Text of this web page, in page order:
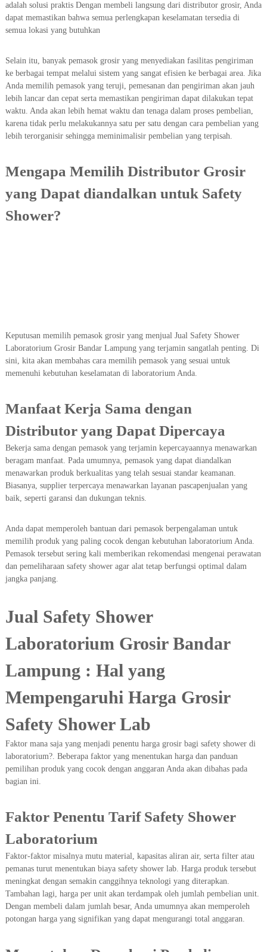
adalah solusi praktis Dengan membeli langsung dari distributor grosir, Anda
dapat memastikan bahwa semua perlengkapan keselamatan tersedia di
semua lokasi yang butuhkan
Selain itu, banyak pemasok grosir yang menyediakan fasilitas pengiriman
ke berbagai tempat melalui sistem yang sangat efisien ke berbagai area. Jika
Anda memilih pemasok yang teruji, pemesanan dan pengiriman akan jauh
lebih lancar dan cepat serta memastikan pengiriman dapat dilakukan tepat
waktu. Anda akan lebih hemat waktu dan tenaga dalam proses pembelian,
karena tidak perlu melakukannya satu per satu dengan cara pembelian yang
lebih terorganisir sehingga meminimalisir pembelian yang terpisah.
Mengapa Memilih Distributor Grosir
yang Dapat diandalkan untuk Safety
Shower?
Keputusan memilih pemasok grosir yang menjual Jual Safety Shower
Laboratorium Grosir Bandar Lampung yang terjamin sangatlah penting. Di
sini, kita akan membahas cara memilih pemasok yang sesuai untuk
memenuhi kebutuhan keselamatan di laboratorium Anda.
Manfaat Kerja Sama dengan
Distributor yang Dapat Dipercaya
Bekerja sama dengan pemasok yang terjamin kepercayaannya menawarkan
beragam manfaat. Pada umumnya, pemasok yang dapat diandalkan
menawarkan produk berkualitas yang telah sesuai standar keamanan.
Biasanya, supplier terpercaya menawarkan layanan pascapenjualan yang
baik, seperti garansi dan dukungan teknis.
Anda dapat memperoleh bantuan dari pemasok berpengalaman untuk
memilih produk yang paling cocok dengan kebutuhan laboratorium Anda.
Pemasok tersebut sering kali memberikan rekomendasi mengenai perawatan
dan pemeliharaan safety shower agar alat tetap berfungsi optimal dalam
jangka panjang.
Jual Safety Shower
Laboratorium Grosir Bandar
Lampung : Hal yang
Mempengaruhi Harga Grosir
Safety Shower Lab
Faktor mana saja yang menjadi penentu harga grosir bagi safety shower di
laboratorium?. Beberapa faktor yang menentukan harga dan panduan
pemilihan produk yang cocok dengan anggaran Anda akan dibahas pada
bagian ini.
Faktor Penentu Tarif Safety Shower
Laboratorium
Faktor-faktor misalnya mutu material, kapasitas aliran air, serta filter atau
pemanas turut menentukan biaya safety shower lab. Harga produk tersebut
meningkat dengan semakin canggihnya teknologi yang diterapkan.
Tambahan lagi, harga per unit akan terdampak oleh jumlah pembelian unit.
Dengan membeli dalam jumlah besar, Anda umumnya akan memperoleh
potongan harga yang signifikan yang dapat mengurangi total anggaran.